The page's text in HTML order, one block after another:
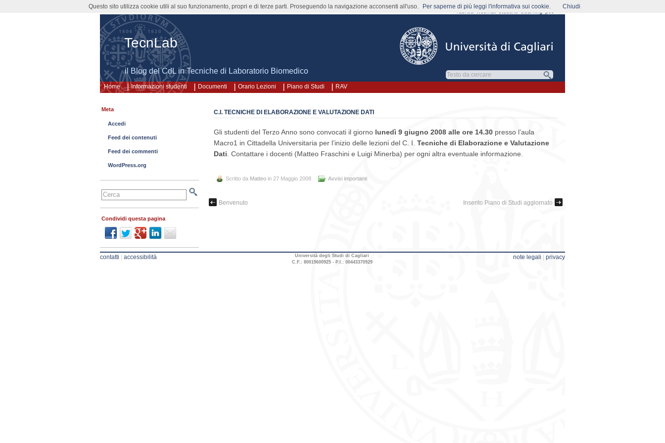
TecnLab
il Blog del CdL in Tecniche di Laboratorio Biomedico
Home
rubrica webmail
Informazioni studenti Documenti Orario Lezioni Piano di Studi RAV
C.I. TECNICHE DI ELABORAZIONE E VALUTAZIONE DATI
Gli studenti del Terzo Anno sono convocati il giorno lunedì 9 giugno 2008 alle ore 14.30 presso l’aula
Macro1 in Cittadella Universitaria per l’inizio delle lezioni del C. I. Tecniche di Elaborazione e Valutazione
Dati . Contattare i docenti (Matteo Fraschini e Luigi Minerba) per ogni altra eventuale informazione.
Scritto da Matteo in 27 Maggio 2008 Avvisi importanti
Benvenuto Inserito Piano di Studi aggiornato
Meta
Accedi
Feed dei contenuti
Feed dei commenti
WordPress.org
Condividi questa pagina
contatti | accessibilità
Università degli Studi di Cagliari
C.F.: 80019600925 - P.I.: 00443370929
note legali | privacy
Questo sito utilizza cookie utili al suo funzionamento, propri e di terze parti. Proseguendo la navigazione acconsenti all'uso. Per saperne di più leggi l'informativa sui cookie. Chiudi